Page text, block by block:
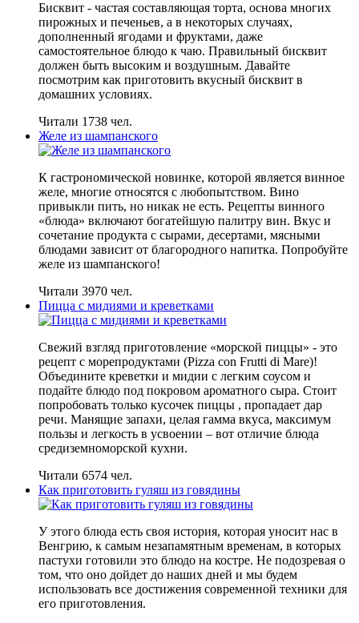
Бисквит - частая составляющая торта, основа многих
пирожных и печеньев, а в некоторых случаях,
дополненный ягодами и фруктами, даже
самостоятельное блюдо к чаю. Правильный бисквит
должен быть высоким и воздушным. Давайте
посмотрим как приготовить вкусный бисквит в
домашних условиях.
Читали 1738 чел.
Желе из шампанского
К гастрономической новинке, которой является винное
желе, многие относятся с любопытством. Вино
привыкли пить, но никак не есть. Рецепты винного
«блюда» включают богатейшую палитру вин. Вкус и
сочетание продукта с сырами, десертами, мясными
блюдами зависит от благородного напитка. Попробуйте
желе из шампанского!
Читали 3970 чел.
Пицца с мидиями и креветками
Свежий взгляд приготовление «морской пиццы» - это
рецепт с морепродуктами (Pizza con Frutti di Mare)!
Объедините креветки и мидии с легким соусом и
подайте блюдо под покровом ароматного сыра. Стоит
попробовать только кусочек пиццы , пропадает дар
речи. Манящие запахи, целая гамма вкуса, максимум
пользы и легкость в усвоении – вот отличие блюда
средиземноморской кухни.
Читали 6574 чел.
Как приготовить гуляш из говядины
У этого блюда есть своя история, которая уносит нас в
Венгрию, к самым незапамятным временам, в которых
пастухи готовили это блюдо на костре. Не подозревая о
том, что оно дойдет до наших дней и мы будем
использовать все достижения современной техники для
его приготовления.